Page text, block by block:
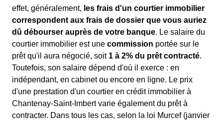
effet, généralement, les frais d'un courtier immobilier
correspondent aux frais de dossier que vous auriez
dû débourser auprès de votre banque. Le salaire du
courtier immobilier est une commission portée sur le
prêt qu'il aura négocié, soit 1 à 2% du prêt contracté.
Toutefois, son salaire dépend d'où il exerce : en
indépendant, en cabinet ou encore en ligne. Le prix
d'une prestation d'un courtier en crédit immobilier à
Chantenay-Saint-Imbert varie également du prêt à
contracter. Dans tous les cas, selon la loi Murcef (janvier